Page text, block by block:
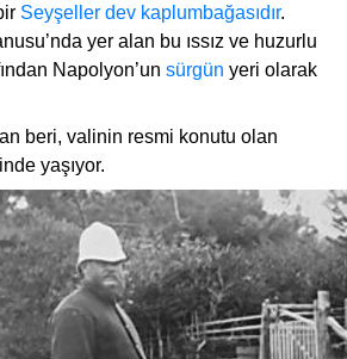
Seyşeller dev kaplumbağasıdır.
yer alan bu ıssız ve huzurlu
Napolyon’un sürgün yeri olarak
beri, valinin resmi konutu olan
yaşıyor.